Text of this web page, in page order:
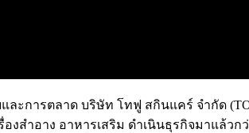
ะการตลาด บริษัท โทฟู สกินแคร์ จำกัด
สำอาง อาหารเสริม ดำเนินธุรกิจมาแล้วก